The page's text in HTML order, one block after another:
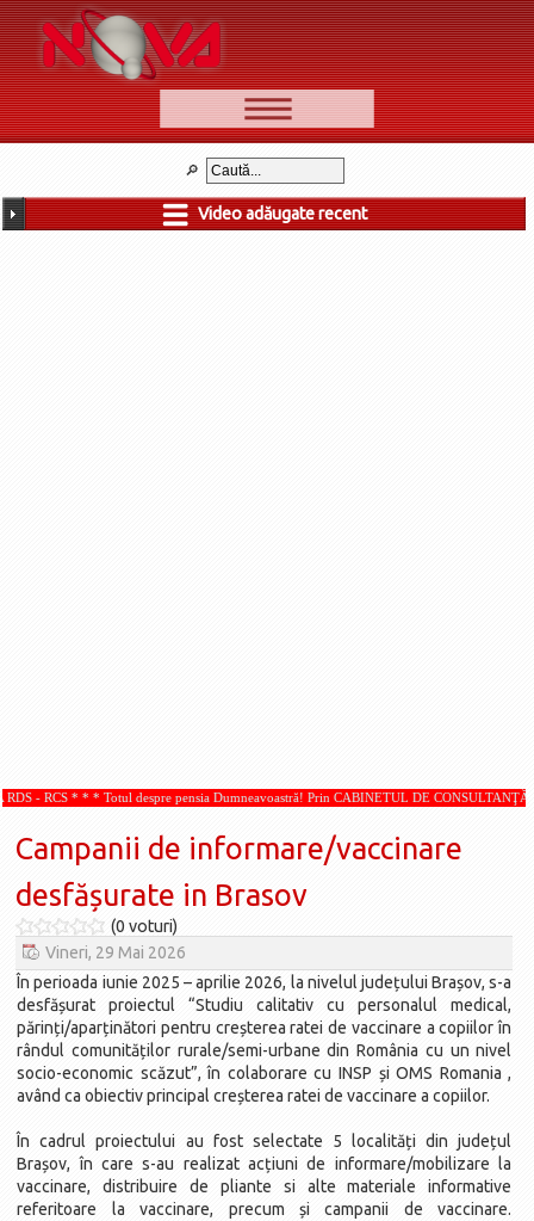
📰 Ştiri
🆕 Cele mai noi
Video adăugate recent
* * * Totul despre pensia Dumneavoastră! Prin CABINETUL DE CONSULTANŢĂ
Campanii de informare/vaccinare
desfășurate in Brasov
(0 voturi)
Vineri, 29 Mai 2026
În perioada iunie 2025 – aprilie 2026, la nivelul județului Brașov, s-a
desfășurat proiectul “Studiu calitativ cu personalul medical,
părinți/aparținători pentru creșterea ratei de vaccinare a copiilor în
rândul comunităților rurale/semi-urbane din România cu un nivel
socio-economic scăzut”, în colaborare cu INSP și OMS Romania ,
având ca obiectiv principal creșterea ratei de vaccinare a copiilor.
În cadrul proiectului au fost selectate 5 localități din județul
Brașov, în care s-au realizat acțiuni de informare/mobilizare la
vaccinare, distribuire de pliante si alte materiale informative
referitoare la vaccinare, precum și campanii de vaccinare.